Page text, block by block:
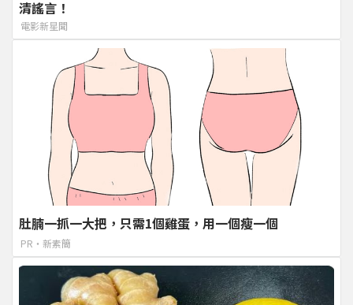
清謠言！
電影新星聞
肚腩一抓一大把，只需1個雞蛋，用一個瘦一個
PR・新素簡